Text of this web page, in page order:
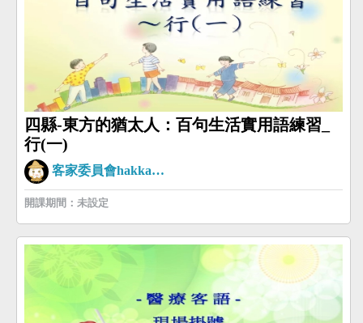
四縣-東方的猶太人：百句生活實用語練習_
行(一)
客家委員會hakkaman
開課期間：未設定